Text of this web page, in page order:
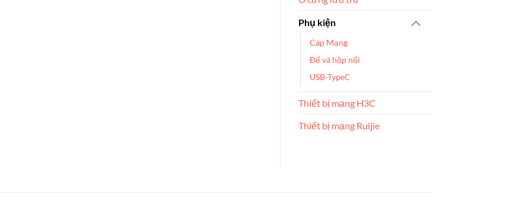
Phụ kiện
Cáp Mạng
Đế và hộp nối
USB-TypeC
Thiết bị mạng H3C
Thiết bị mạng Ruijie